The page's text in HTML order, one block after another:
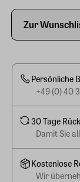
Zur
Persönliche
+49 (0) 40
30 Tage
Damit Sie
Kostenlose
Wir